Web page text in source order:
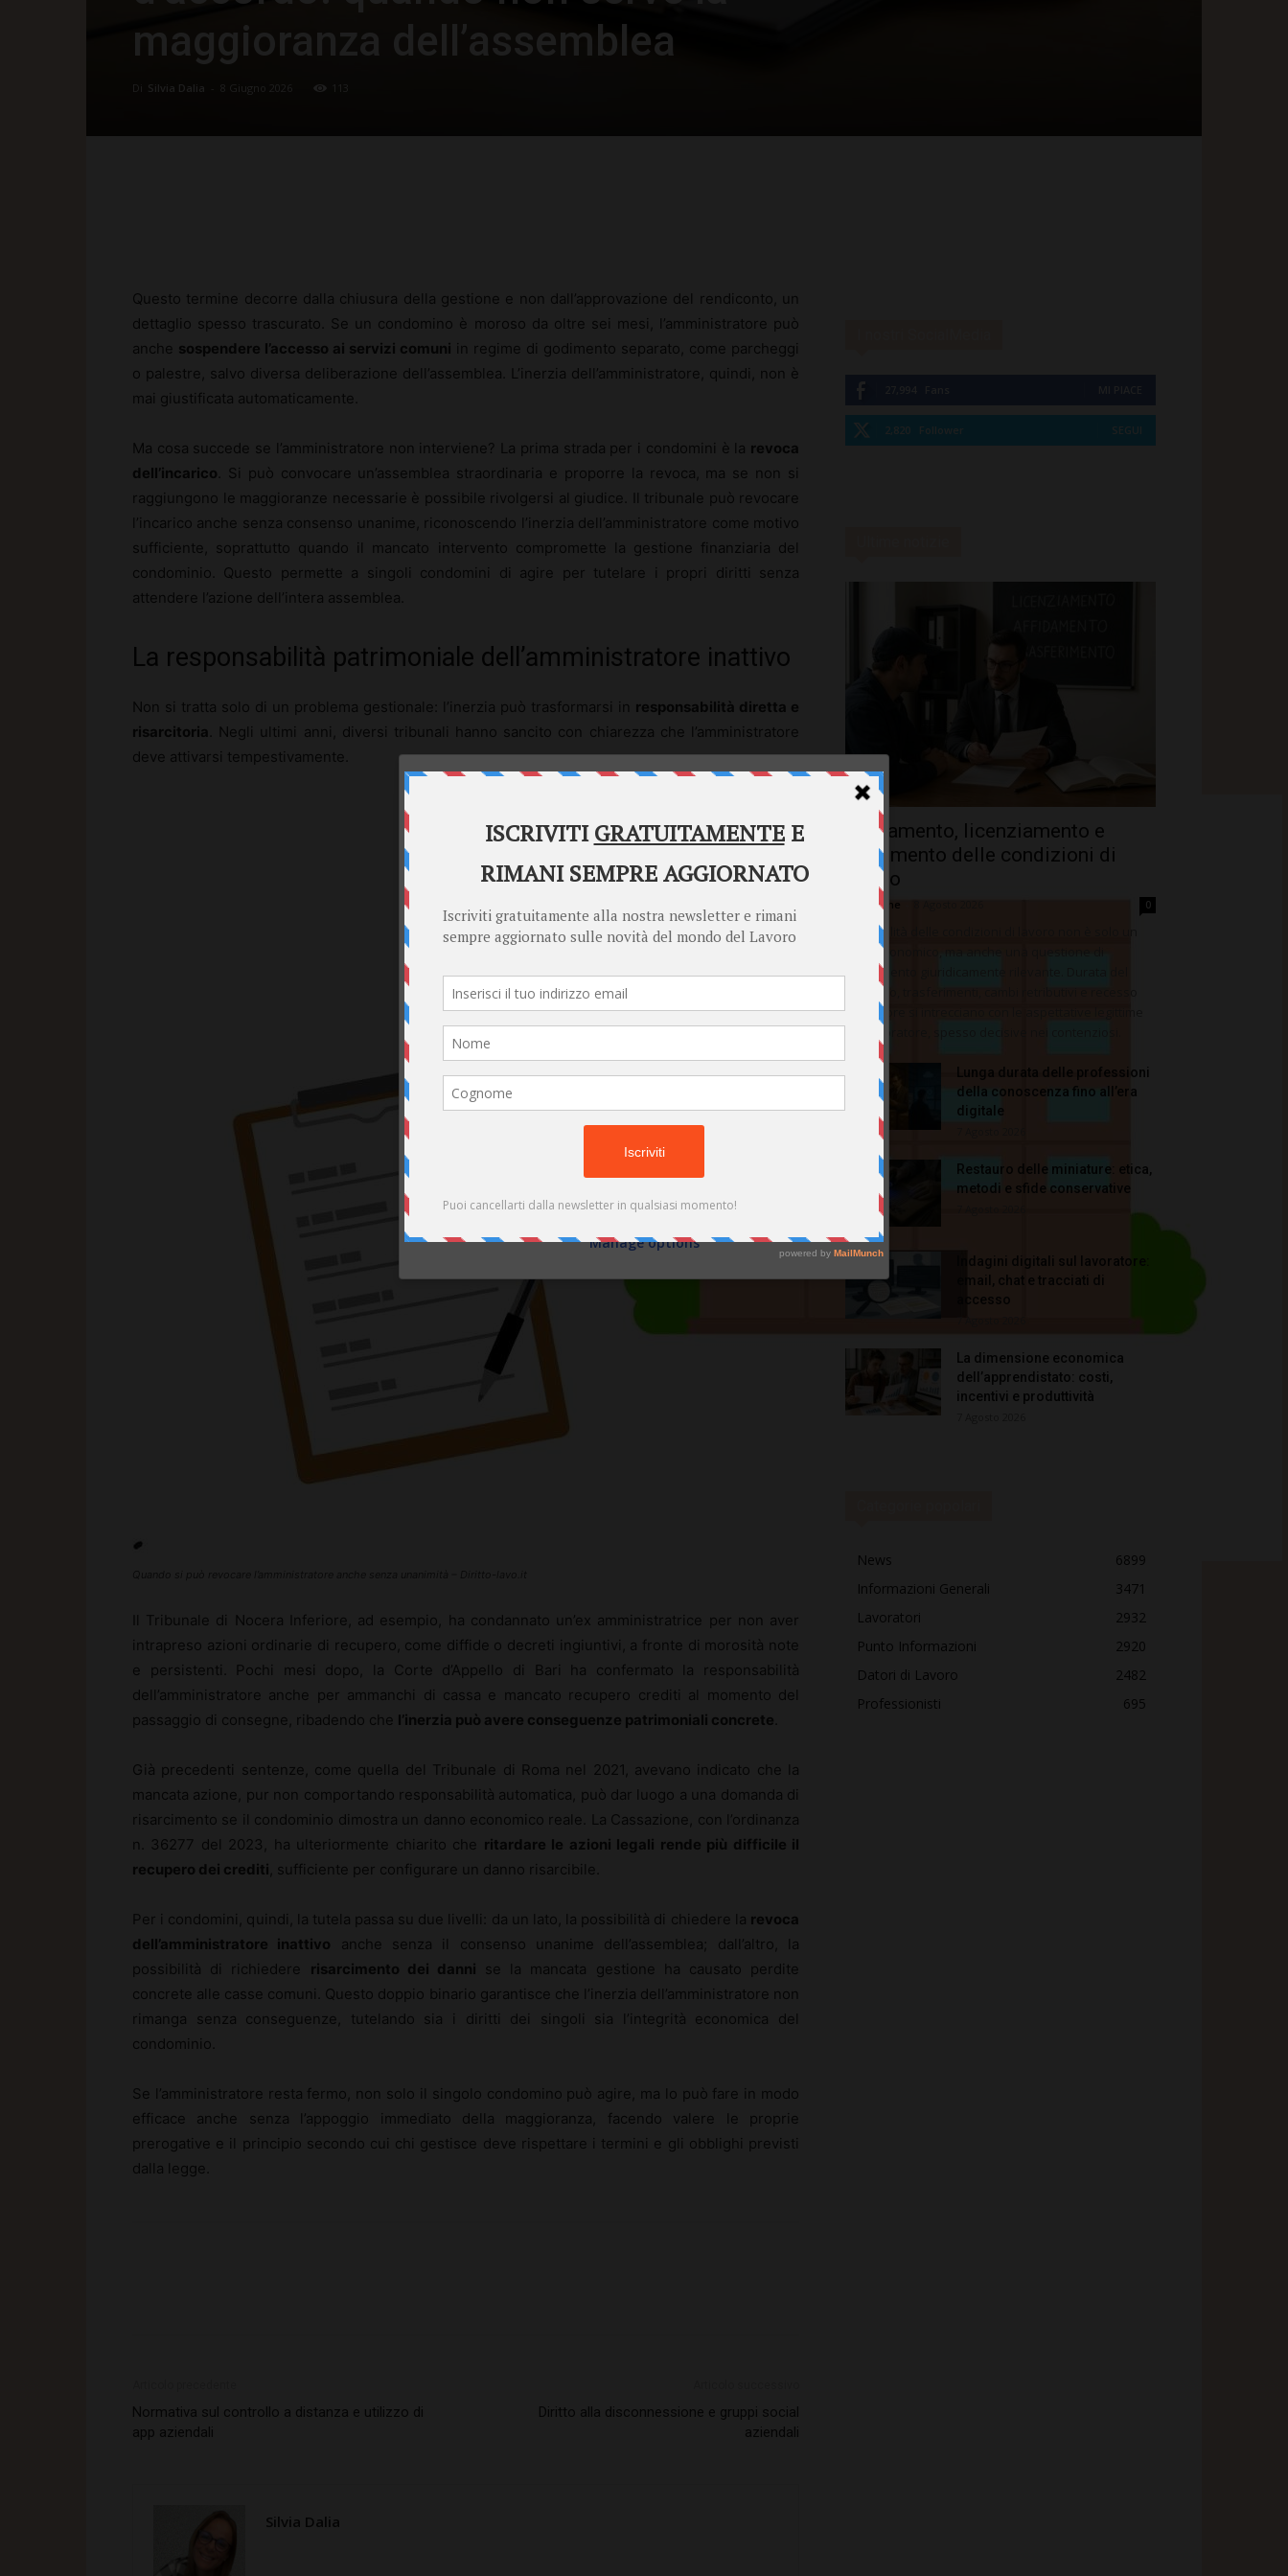
maggioranza dell’assemblea
Di Silvia Dalia 8 Giugno 2026
Questo termine decorre dalla chiusura della gestione e non dall’approvazione del rendiconto, un
dettaglio spesso trascurato. Se un condomino è moroso da oltre sei mesi, l’amministratore può
anche sospendere l’accesso ai servizi comuni in regime di godimento separato, come parcheggi
o palestre, salvo diversa deliberazione dell’assemblea. L’inerzia dell’amministratore, quindi, non è
mai giustificata automaticamente.
Ma cosa succede se l’amministratore non interviene? La prima strada per i condomini è la revoca
dell’incarico . Si può convocare un’assemblea straordinaria e proporre la revoca, ma se non si
raggiungono le maggioranze necessarie è possibile rivolgersi al giudice. Il tribunale può revocare
l’incarico anche senza consenso unanime, riconoscendo l’inerzia dell’amministratore come motivo
sufficiente, soprattutto quando il mancato intervento compromette la gestione finanziaria del
condominio. Questo permette a singoli condomini di agire per tutelare i propri diritti senza
attendere l’azione dell’intera assemblea.
La responsabilità patrimoniale dell’amministratore inattivo
Non si tratta solo di un problema gestionale: l’inerzia può trasformarsi in responsabilità diretta e
risarcitoria
. Negli ultimi anni, diversi tribunali hanno sancito con chiarezza che l’amministratore
deve attivarsi tempestivamente.
Il Tribunale di Nocera Inferiore, ad esempio, ha condannato un’ex amministratrice per non aver
intrapreso azioni ordinarie di recupero, come diffide o decreti ingiuntivi, a fronte di morosità note
e persistenti. Pochi mesi dopo, la Corte d’Appello di Bari ha confermato la responsabilità
dell’amministratore anche per ammanchi di cassa e mancato recupero crediti al momento del
passaggio di consegne, ribadendo che l’inerzia può avere conseguenze patrimoniali concrete
Già precedenti sentenze, come quella del Tribunale di Roma nel 2021, avevano indicato che la
mancata azione, pur non comportando responsabilità automatica, può dar luogo a una domanda di
risarcimento se il condominio dimostra un danno economico reale. La Cassazione, con l’ordinanza
n. 36277 del 2023, ha ulteriormente chiarito che ritardare le azioni legali rende più difficile il
recupero dei crediti , sufficiente per configurare un danno risarcibile.
Per i condomini, quindi, la tutela passa su due livelli: da un lato, la possibilità di chiedere la revoca
dell’amministratore inattivo anche senza il consenso unanime dell’assemblea; dall’altro, la
possibilità di richiedere risarcimento dei danni se la mancata gestione ha causato perdite
concrete alle casse comuni. Questo doppio binario garantisce che l’inerzia dell’amministratore non
rimanga senza conseguenze, tutelando sia i diritti dei singoli sia l’integrità economica del
condominio.
Se l’amministratore resta fermo, non solo il singolo condomino può agire, ma lo può fare in modo
efficace anche senza l’appoggio immediato della maggioranza, facendo valere le proprie
prerogative e il principio secondo cui chi gestisce deve rispettare i termini e gli obblighi previsti
dalla legge.
Normativa sul controllo a distanza e utilizzo di
app aziendali
Diritto alla disconnessione e gruppi social
aziendali
Silvia Dalia
2,820 Follower SEGUI
Affidamento, licenziamento e
mutamento delle condizioni di
lavoro
Redazione 0
La stabilità delle condizioni di lavoro non è solo un
fatto economico, ma anche una questione di
affidamento giuridicamente rilevante. Durata del
rapporto, trasferimenti, cambi retributivi e recesso
del datore si intrecciano con le aspettative legittime
Lunga durata delle professioni
della conoscenza fino all’era
digitale
Restauro delle miniature: etica,
metodi e sfide conservative
Indagini digitali sul lavoratore:
email, chat e tracciati di
accesso
La dimensione economica
dell’apprendistato: costi,
incentivi e produttività
News
6899
Informazioni Generali
3471
Lavoratori
2932
Punto Informazioni
2920
Datori di Lavoro
2482
Professionisti
695
Diritto Lavoro asks for your consent to use your
personal data for the following purposes:
Personalised advertising and content, advertising and content
Store and/or access information on a device
Learn more
Your personal data will be processed and information from your device
(cookies, unique identifiers, and other device data) may be stored by,
accessed by and shared with 681 partners, or used specifically by this
site. We and our partners may use precise geolocation data.List of
partners.
Some vendors may process your personal data on the basis of legitimate
interest, which you can object to by managing your options below. Look
for a link at the bottom of this page or in the site menu to manage or
withdraw consent in privacy and cookie settings.
Manage options